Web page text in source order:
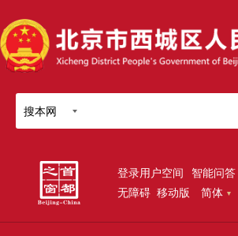
搜本网
登录用户空间 智能问答
无障碍 移动版 简体